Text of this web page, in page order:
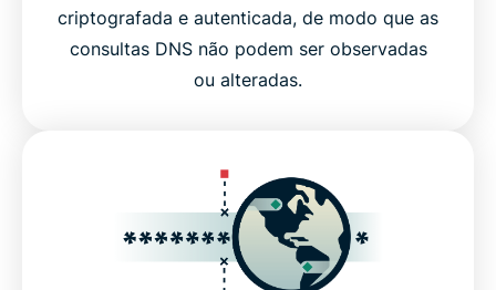
criptografada e autenticada, de modo que as
consultas DNS não podem ser observadas
ou alteradas.